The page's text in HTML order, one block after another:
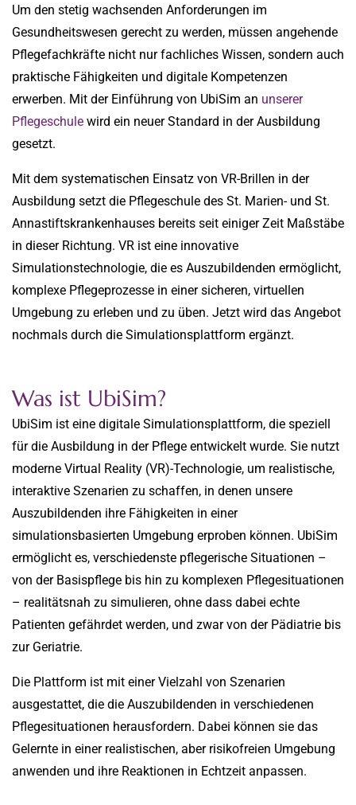
Um den stetig wachsenden Anforderungen im
Gesundheitswesen gerecht zu werden, müssen angehende
Pflegefachkräfte nicht nur fachliches Wissen, sondern auch
praktische Fähigkeiten und digitale Kompetenzen
erwerben. Mit der Einführung von UbiSim an unserer
Pflegeschule wird ein neuer Standard in der Ausbildung
gesetzt.
Mit dem systematischen Einsatz von VR-Brillen in der
Ausbildung setzt die Pflegeschule des St. Marien- und St.
Annastiftskrankenhauses bereits seit einiger Zeit Maßstäbe
in dieser Richtung. VR ist eine innovative
Simulationstechnologie, die es Auszubildenden ermöglicht,
komplexe Pflegeprozesse in einer sicheren, virtuellen
Umgebung zu erleben und zu üben. Jetzt wird das Angebot
nochmals durch die Simulationsplattform ergänzt.
Was ist UbiSim?
UbiSim ist eine digitale Simulationsplattform, die speziell
für die Ausbildung in der Pflege entwickelt wurde. Sie nutzt
moderne Virtual Reality (VR)-Technologie, um realistische,
interaktive Szenarien zu schaffen, in denen unsere
Auszubildenden ihre Fähigkeiten in einer
simulationsbasierten Umgebung erproben können. UbiSim
ermöglicht es, verschiedenste pflegerische Situationen –
von der Basispflege bis hin zu komplexen Pflegesituationen
– realitätsnah zu simulieren, ohne dass dabei echte
Patienten gefährdet werden, und zwar von der Pädiatrie bis
zur Geriatrie.
Die Plattform ist mit einer Vielzahl von Szenarien
ausgestattet, die die Auszubildenden in verschiedenen
Pflegesituationen herausfordern. Dabei können sie das
Gelernte in einer realistischen, aber risikofreien Umgebung
anwenden und ihre Reaktionen in Echtzeit anpassen.